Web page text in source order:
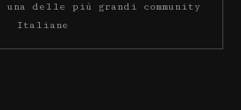
una delle più grandi community
Italiane